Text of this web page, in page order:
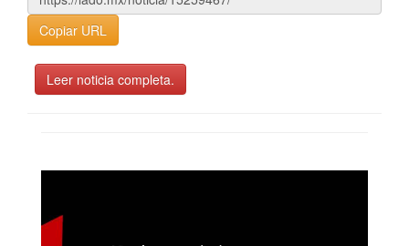
Copiar URL
Leer noticia completa.